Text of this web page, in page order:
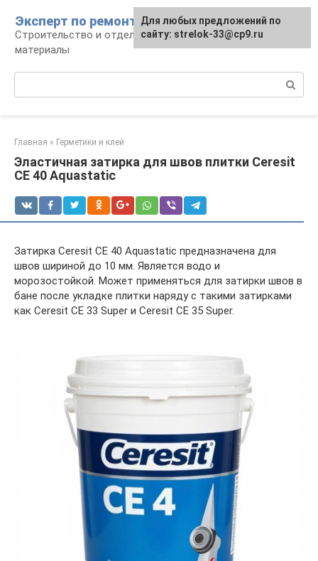
контенту
Эксперт по ремонту
Строительство и отделка: работы и
материалы
Главная » Герметики и клей
Эластичная затирка для швов плитки Ceresit
CE 40 Aquastatic
Затирка Ceresit CE 40 Aquastatic предназначена для
швов шириной до 10 мм. Является водо и
морозостойкой. Может применяться для затирки швов в
бане после укладке плитки наряду с такими затирками
как Ceresit CE 33 Super и Ceresit CE 35 Super.
Для любых предложений по
сайту: strelok-33@cp9.ru
Для любых предложений по
сайту: strelok-33@cp9.ru